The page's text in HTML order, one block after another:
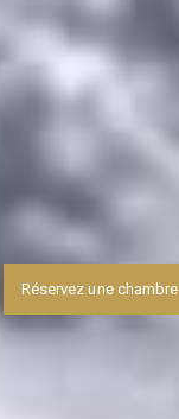
Réservez une chambre